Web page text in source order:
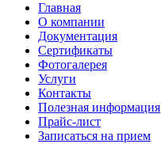
Главная
О компании
Документация
Сертификаты
Фотогалерея
Услуги
Контакты
Полезная информация
Прайс-лист
Записаться на прием